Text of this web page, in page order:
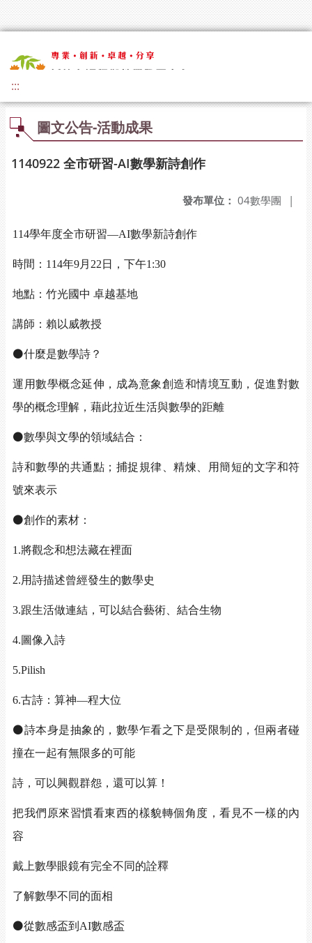
:::
圖文公告-活動成果
1140922 全市研習-AI數學新詩創作
發布單位： 04數學團 |
114學年度全市研習—AI數學新詩創作
時間：114年9月22日，下午1:30
地點：竹光國中 卓越基地
講師：賴以威教授
⚫什麼是數學詩？
運用數學概念延伸，成為意象創造和情境互動，促進對數
學的概念理解，藉此拉近生活與數學的距離
⚫數學與文學的領域結合：
詩和數學的共通點；捕捉規律、精煉、用簡短的文字和符
號來表示
⚫創作的素材：
1.將觀念和想法藏在裡面
2.用詩描述曾經發生的數學史
3.跟生活做連結，可以結合藝術、結合生物
4.圖像入詩
5.Pilish
6.古詩：算神—程大位
⚫詩本身是抽象的，數學乍看之下是受限制的，但兩者碰
撞在一起有無限多的可能
詩，可以興觀群怨，還可以算！
把我們原來習慣看東西的樣貌轉個角度，看見不一樣的內
容
戴上數學眼鏡有完全不同的詮釋
了解數學不同的面相
⚫從數感盃到 AI數感盃